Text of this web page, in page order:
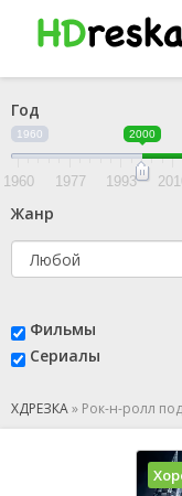
Год
1960 2000
1960 1977 1993
Жанр
Фильмы
Сериалы
ХДРЕЗКА» Рок-н-ролл